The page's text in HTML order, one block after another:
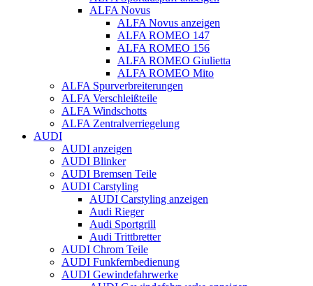
ALFA Novus
ALFA Novus anzeigen
ALFA ROMEO 147
ALFA ROMEO 156
ALFA ROMEO Giulietta
ALFA ROMEO Mito
ALFA Spurverbreiterungen
ALFA Verschleißteile
ALFA Windschotts
ALFA Zentralverriegelung
AUDI
AUDI anzeigen
AUDI Blinker
AUDI Bremsen Teile
AUDI Carstyling
AUDI Carstyling anzeigen
Audi Rieger
Audi Sportgrill
Audi Trittbretter
AUDI Chrom Teile
AUDI Funkfernbedienung
AUDI Gewindefahrwerke